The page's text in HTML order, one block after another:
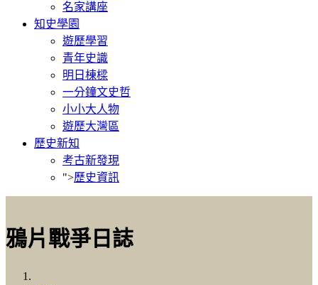
名家講座
知史學園
遊歷學習
青年史識
明日棟樑
一分鐘文史哲
小小大人物
遊歷大灣區
歷史新知
考古新發現
">歷史資訊
鴉片戰爭日誌